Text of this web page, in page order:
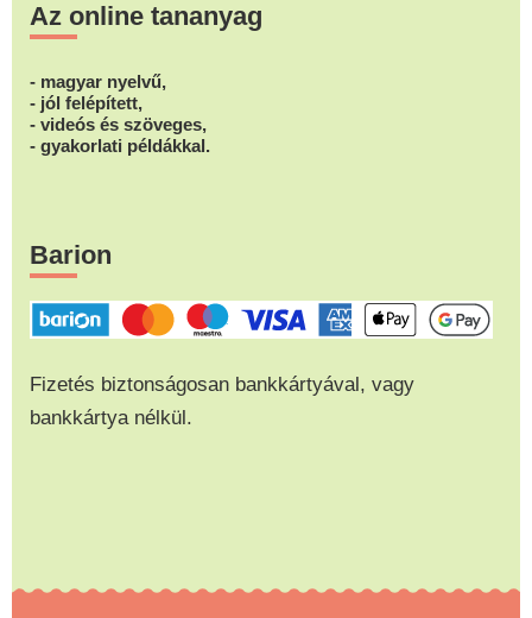
Az online tananyag
- magyar nyelvű,
- jól felépített,
- videós és szöveges,
- gyakorlati példákkal.
Barion
Fizetés biztonságosan bankkártyával, vagy
bankkártya nélkül.